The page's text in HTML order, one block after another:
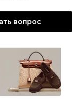
вопрос